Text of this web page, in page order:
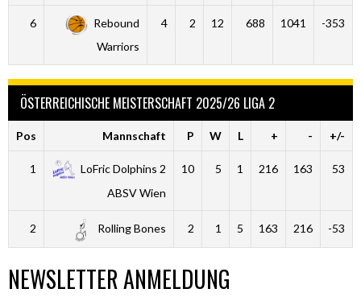
6
Rebound
Warriors
4 2 12 688 1041 -353
ÖSTERREICHISCHE MEISTERSCHAFT 2025/26 LIGA 2
Pos Mannschaft P W L + - +/-
1
LoFric Dolphins 2
ABSV Wien
10 5 1 216 163 53
2 Rolling Bones 2 1 5 163 216 -53
NEWSLETTER ANMELDUNG